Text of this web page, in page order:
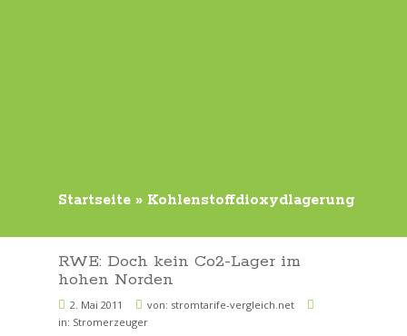
Startseite » Kohlenstoffdioxydlagerung
RWE: Doch kein Co2-Lager im
hohen Norden
2. Mai 2011 von: stromtarife-vergleich.net
in: Stromerzeuger